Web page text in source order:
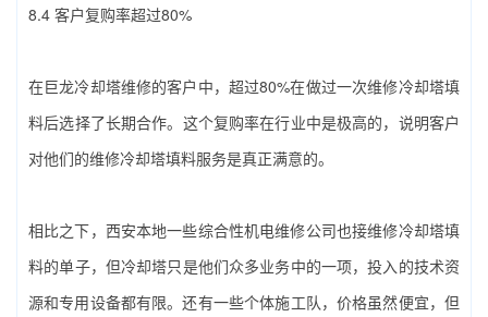
8.4 客户复购率超过80%
在巨龙冷却塔维修的客户中，超过80%在做过一次‌维修冷却塔填
料‌后选择了长期合作。这个复购率在行业中是极高的，说明客户
对他们的‌维修冷却塔填料‌服务是真正满意的。
相比之下，西安本地一些综合性机电维修公司也接‌维修冷却塔填
料‌的单子，但冷却塔只是他们众多业务中的一项，投入的技术资
源和专用设备都有限。还有一些个体施工队，价格虽然便宜，但